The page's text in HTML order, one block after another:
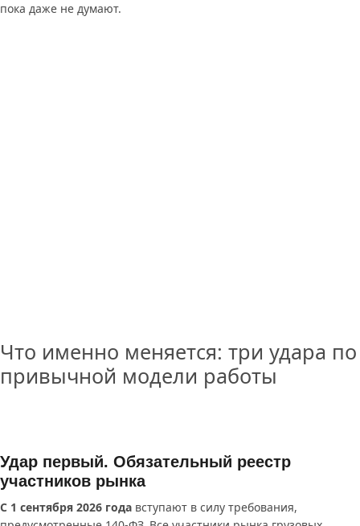
пока даже не думают.
Что именно меняется: три удара по
привычной модели работы
Удар первый. Обязательный реестр
участников рынка
С 1 сентября 2026 года вступают в силу требования,